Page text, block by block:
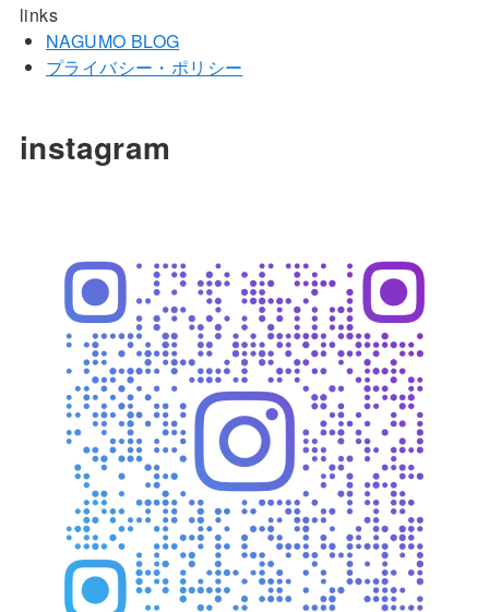
links
NAGUMO BLOG
プライバシー・ポリシー
instagram